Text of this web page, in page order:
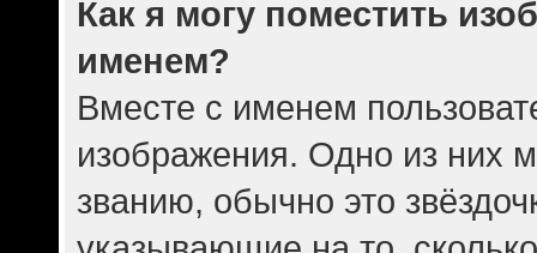
Как я могу поместить
именем?
Вместе с именем
изображения. Одно из них
званию, обычно это